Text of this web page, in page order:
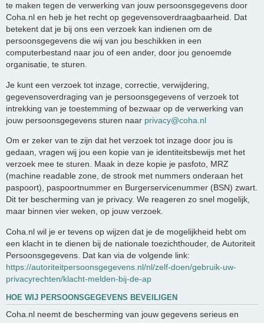
te maken tegen de verwerking van jouw persoonsgegevens door
Coha.nl en heb je het recht op gegevensoverdraagbaarheid. Dat
betekent dat je bij ons een verzoek kan indienen om de
persoonsgegevens die wij van jou beschikken in een
computerbestand naar jou of een ander, door jou genoemde
organisatie, te sturen.
Je kunt een verzoek tot inzage, correctie, verwijdering,
gegevensoverdraging van je persoonsgegevens of verzoek tot
intrekking van je toestemming of bezwaar op de verwerking van
jouw persoonsgegevens sturen naar privacy@coha.nl
Om er zeker van te zijn dat het verzoek tot inzage door jou is
gedaan, vragen wij jou een kopie van je identiteitsbewijs met het
verzoek mee te sturen. Maak in deze kopie je pasfoto, MRZ
(machine readable zone, de strook met nummers onderaan het
paspoort), paspoortnummer en Burgerservicenummer (BSN) zwart.
Dit ter bescherming van je privacy. We reageren zo snel mogelijk,
maar binnen vier weken, op jouw verzoek.
Coha.nl wil je er tevens op wijzen dat je de mogelijkheid hebt om
een klacht in te dienen bij de nationale toezichthouder, de Autoriteit
Persoonsgegevens. Dat kan via de volgende link:
https://autoriteitpersoonsgegevens.nl/nl/zelf-doen/gebruik-uw-
privacyrechten/klacht-melden-bij-de-ap
HOE WIJ PERSOONSGEGEVENS BEVEILIGEN
Coha.nl neemt de bescherming van jouw gegevens serieus en